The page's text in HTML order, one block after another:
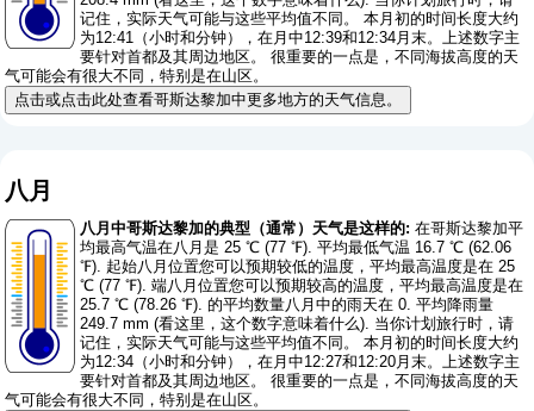
记住，实际天气可能与这些平均值不同。 本月初的时间长度大约
为12:41（小时和分钟），在月中12:39和12:34月末。上述数字主
要针对首都及其周边地区。 很重要的一点是，不同海拔高度的天
气可能会有很大不同，特别是在山区。
点击或点击此处查看哥斯达黎加中更多地方的天气信息。
八月
八月中哥斯达黎加的典型（通常）天气是这样的: 在哥斯达黎加平
均最高气温在八月是 25 ℃ (77 ℉). 平均最低气温 16.7 ℃ (62.06
℉). 起始八月位置您可以预期较低的温度，平均最高温度是在 25
℃ (77 ℉). 端八月位置您可以预期较高的温度，平均最高温度是在
25.7 ℃ (78.26 ℉). 的平均数量八月中的雨天在 0. 平均降雨量
249.7 mm (看这里，这个数字意味着什么). 当你计划旅行时，请
记住，实际天气可能与这些平均值不同。 本月初的时间长度大约
为12:34（小时和分钟），在月中12:27和12:20月末。上述数字主
要针对首都及其周边地区。 很重要的一点是，不同海拔高度的天
气可能会有很大不同，特别是在山区。